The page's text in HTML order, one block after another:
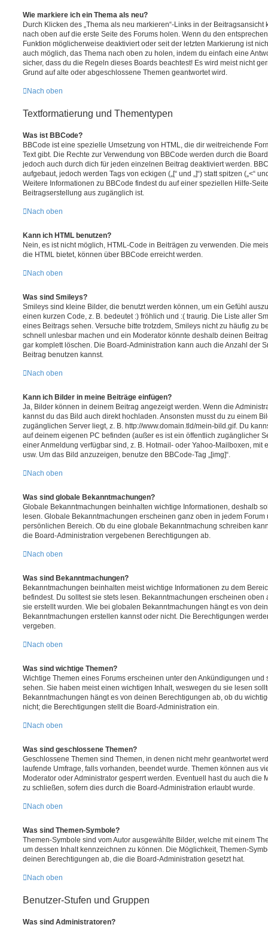
Wie markiere ich ein Thema als neu?
Durch Klicken des „Thema als neu markieren“-Links in der
nach oben auf die erste Seite des Forums holen. Wenn du den
Funktion möglicherweise deaktiviert oder seit der letzten Markierung ist
auch möglich, das Thema nach oben zu holen, indem du einfach eine
sicher, dass du die Regeln dieses Boards beachtest! Es wird meist nicht
Grund auf alte oder abgeschlossene Themen geantwortet wird.
Nach oben
Textformatierung und Thementypen
Was ist BBCode?
BBCode ist eine spezielle Umsetzung von HTML, die dir weitreichende
Text gibt. Die Rechte zur Verwendung von BBCode werden durch die
jedoch auch durch dich für jeden einzelnen Beitrag deaktiviert werden.
aufgebaut, jedoch werden Tags von eckigen („[“ und „]“) statt spitzen („<“
Weitere Informationen zu BBCode findest du auf einer speziellen Hilfe-
Beitragserstellung aus zugänglich ist.
Nach oben
Kann ich HTML benutzen?
Nein, es ist nicht möglich, HTML-Code in Beiträgen zu verwenden. Die
die HTML bietet, können über BBCode erreicht werden.
Nach oben
Was sind Smileys?
Smileys sind kleine Bilder, die benutzt werden können, um ein Gefühl
einen kurzen Code, z. B. bedeutet :) fröhlich und :( traurig. Die Liste aller
eines Beitrags sehen. Versuche bitte trotzdem, Smileys nicht zu häufig zu
schnell unlesbar machen und ein Moderator könnte deshalb deinen
gar komplett löschen. Die Board-Administration kann auch die Anzahl der
Beitrag benutzen kannst.
Nach oben
Kann ich Bilder in meine Beiträge einfügen?
Ja, Bilder können in deinem Beitrag angezeigt werden. Wenn die
kannst du das Bild auch direkt hochladen. Ansonsten musst du zu einem
zugänglichen Server liegt, z. B. http://www.domain.tld/mein-bild.gif. Du
auf deinem eigenen PC befinden (außer es ist ein öffentlich zugänglicher
einer Anmeldung verfügbar sind, z. B. Hotmail- oder Yahoo-Mailboxen, mit
usw. Um das Bild anzuzeigen, benutze den BBCode-Tag „[img]“.
Nach oben
Was sind globale Bekanntmachungen?
Globale Bekanntmachungen beinhalten wichtige Informationen, deshalb
lesen. Globale Bekanntmachungen erscheinen ganz oben in jedem
persönlichen Bereich. Ob du eine globale Bekanntmachung schreiben
die Board-Administration vergebenen Berechtigungen ab.
Nach oben
Was sind Bekanntmachungen?
Bekanntmachungen beinhalten meist wichtige Informationen zu dem
befindest. Du solltest sie stets lesen. Bekanntmachungen erscheinen oben
sie erstellt wurden. Wie bei globalen Bekanntmachungen hängt es von
Bekanntmachungen erstellen kannst oder nicht. Die Berechtigungen
vergeben.
Nach oben
Was sind wichtige Themen?
Wichtige Themen eines Forums erscheinen unter den Ankündigungen und
sehen. Sie haben meist einen wichtigen Inhalt, weswegen du sie lesen
Bekanntmachungen hängt es von deinen Berechtigungen ab, ob du
nicht; die Berechtigungen stellt die Board-Administration ein.
Nach oben
Was sind geschlossene Themen?
Geschlossene Themen sind Themen, in denen nicht mehr geantwortet
laufende Umfrage, falls vorhanden, beendet wurde. Themen können aus
Moderator oder Administrator gesperrt werden. Eventuell hast du auch die
zu schließen, sofern dies durch die Board-Administration erlaubt wurde.
Nach oben
Was sind Themen-Symbole?
Themen-Symbole sind vom Autor ausgewählte Bilder, welche mit einem
um dessen Inhalt kennzeichnen zu können. Die Möglichkeit, Themen-
deinen Berechtigungen ab, die die Board-Administration gesetzt hat.
Nach oben
Benutzer-Stufen und Gruppen
Was sind Administratoren?